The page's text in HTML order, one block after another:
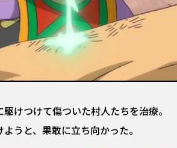
けつけて傷ついた村人たちを治療。
うと、果敢に立ち向かった。